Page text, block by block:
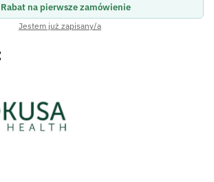
na pierwsze zamówienie
Jestem już zapisany/a